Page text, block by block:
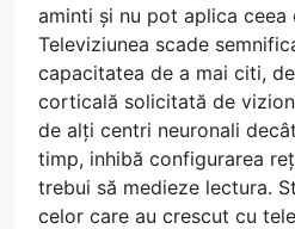
aminti și nu pot aplica ceea
Televiziunea scade
capacitatea de a mai citi,
corticală solicitată de
de alți centri neuronali
timp, inhibă configurarea
trebui să medieze lectura.
celor care au crescut cu